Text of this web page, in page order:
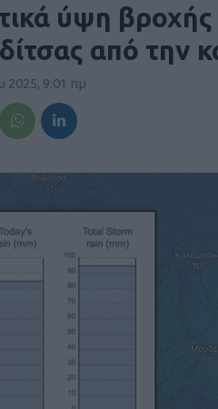
ύψη βροχής
από την
2025, 9:01 πμ